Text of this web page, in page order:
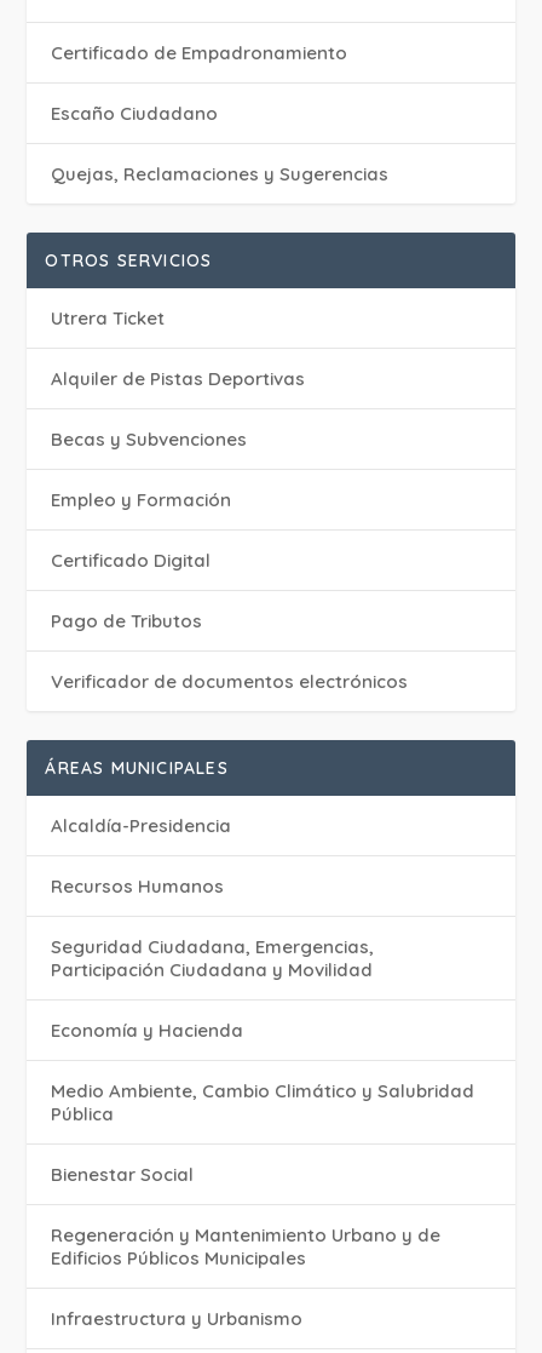
Certificado de Empadronamiento
Escaño Ciudadano
Quejas, Reclamaciones y Sugerencias
OTROS SERVICIOS
Utrera Ticket
Alquiler de Pistas Deportivas
Becas y Subvenciones
Empleo y Formación
Certificado Digital
Pago de Tributos
Verificador de documentos electrónicos
ÁREAS MUNICIPALES
Alcaldía-Presidencia
Recursos Humanos
Seguridad Ciudadana, Emergencias,
Participación Ciudadana y Movilidad
Economía y Hacienda
Medio Ambiente, Cambio Climático y Salubridad
Pública
Bienestar Social
Regeneración y Mantenimiento Urbano y de
Edificios Públicos Municipales
Infraestructura y Urbanismo